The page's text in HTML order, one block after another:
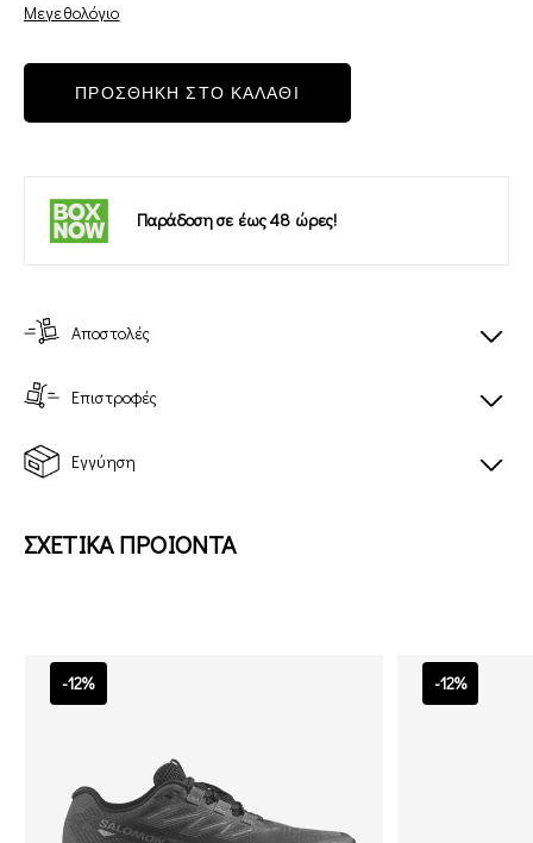
Μεγεθολόγιο
ΠΡΟΣΘΗΚΗ ΣΤΟ ΚΑΛΑΘΙ
Παράδοση σε έως 48 ώρες!
Αποστολές
Επιστροφές
Εγγύηση
ΣΧΕΤΙΚΑ ΠΡΟΙΟΝΤΑ
-12% -12%